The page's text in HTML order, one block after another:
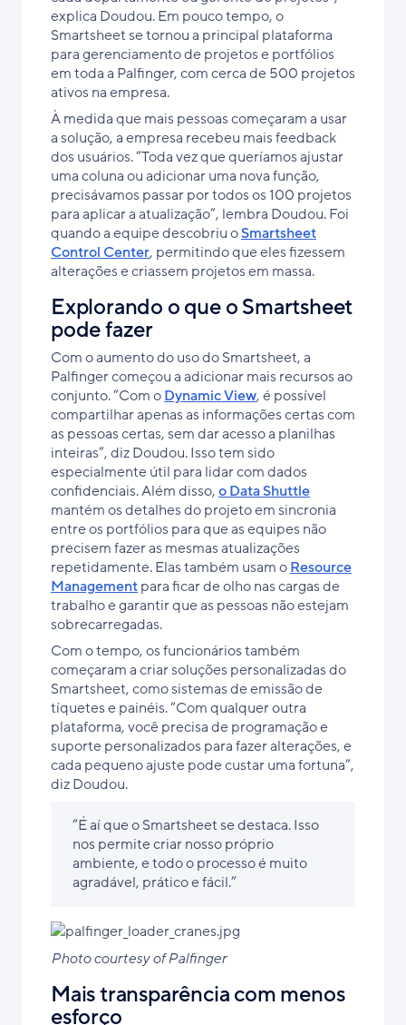
explica Doudou. Em pouco tempo, o
Smartsheet se tornou a principal plataforma
para gerenciamento de projetos e portfólios
em toda a Palfinger, com cerca de 500 projetos
ativos na empresa.
À medida que mais pessoas começaram a usar
a solução, a empresa recebeu mais feedback
dos usuários. “Toda vez que queríamos ajustar
uma coluna ou adicionar uma nova função,
precisávamos passar por todos os 100 projetos
para aplicar a atualização”, lembra Doudou. Foi
quando a equipe descobriu oSmartsheet
Control Center, permitindo que eles fizessem
alterações e criassem projetos em massa.
Explorando o que o Smartsheet
pode fazer
Com o aumento do uso do Smartsheet, a
Palfinger começou a adicionar mais recursos ao
conjunto. “Com oDynamic View, é possível
compartilhar apenas as informações certas com
as pessoas certas, sem dar acesso a planilhas
inteiras”, diz Doudou. Isso tem sido
especialmente útil para lidar com dados
confidenciais. Além disso,o Data Shuttle
mantém os detalhes do projeto em sincronia
entre os portfólios para que as equipes não
precisem fazer as mesmas atualizações
repetidamente. Elas também usam oResource
Managementpara ficar de olho nas cargas de
trabalho e garantir que as pessoas não estejam
sobrecarregadas.
Com o tempo, os funcionários também
começaram a criar soluções personalizadas do
Smartsheet, como sistemas de emissão de
tíquetes e painéis. “Com qualquer outra
plataforma, você precisa de programação e
suporte personalizados para fazer alterações, e
cada pequeno ajuste pode custar uma fortuna”,
diz Doudou.
“É aí que o Smartsheet se destaca. Isso
nos permite criar nosso próprio
ambiente, e todo o processo é muito
agradável, prático e fácil.”
Photo courtesy of Palfinger
Mais transparência com menos
esforço